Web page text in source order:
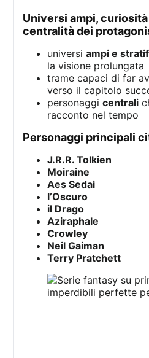
universi ampi, curiosità in crescita e
centralità dei
universiampi e
la visione prolungata
trame capaci di far
verso il capitolo
personaggicentrali
racconto nel tempo
personaggi principali
J.R.R. Tolkien
Moiraine
Aes Sedai
l’Oscuro
il Drago
Aziraphale
Crowley
Neil Gaiman
Terry Pratchett